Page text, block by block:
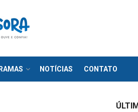
NOTÍCIAS CONTATO